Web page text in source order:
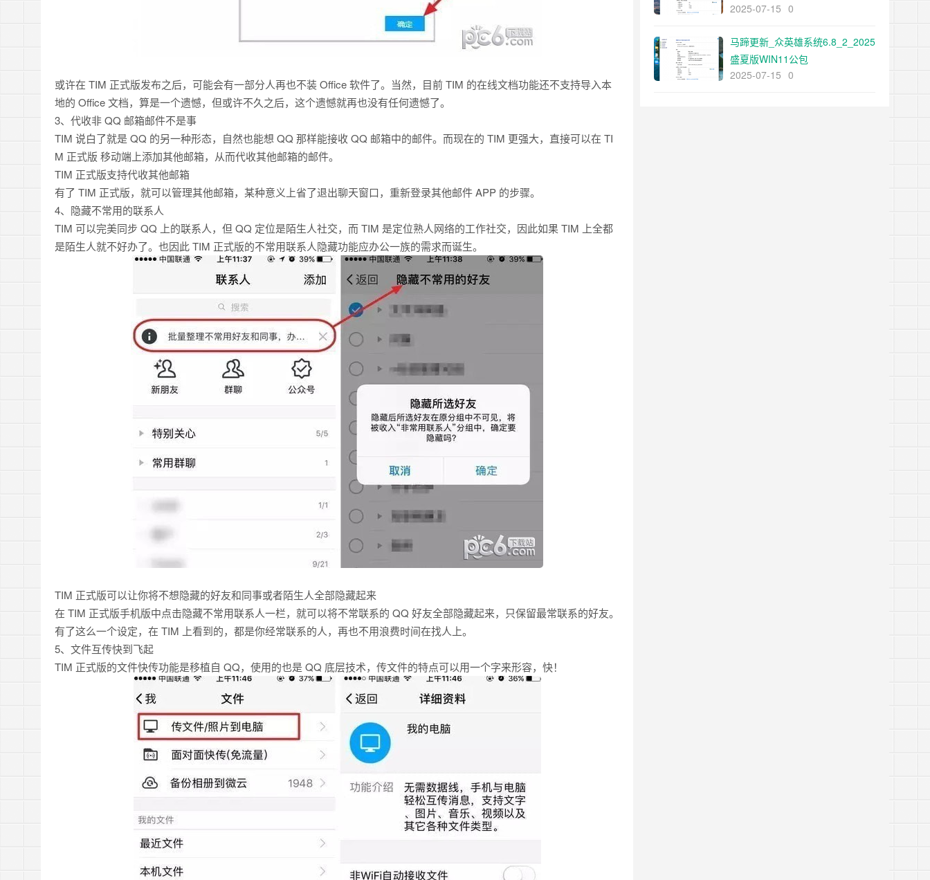
或许在 TIM 正式版发布之后，可能会有一部分人再也不装 Office 软件了。当然，目前 TIM 的在线文档功能还不支持导入本
地的 Office 文档，算是一个遗憾，但或许不久之后，这个遗憾就再也没有任何遗憾了。
3、代收非 QQ 邮箱邮件不是事
TIM 说白了就是 QQ 的另一种形态，自然也能想 QQ 那样能接收 QQ 邮箱中的邮件。而现在的 TIM 更强大，直接可以在 TI
M 正式版 移动端上添加其他邮箱，从而代收其他邮箱的邮件。
TIM 正式版支持代收其他邮箱
有了 TIM 正式版，就可以管理其他邮箱，某种意义上省了退出聊天窗口，重新登录其他邮件 APP 的步骤。
4、隐藏不常用的联系人
TIM 可以完美同步 QQ 上的联系人，但 QQ 定位是陌生人社交，而 TIM 是定位熟人网络的工作社交，因此如果 TIM 上全都
是陌生人就不好办了。也因此 TIM 正式版的不常用联系人隐藏功能应办公一族的需求而诞生。
TIM 正式版可以让你将不想隐藏的好友和同事或者陌生人全部隐藏起来
在 TIM 正式版手机版中点击隐藏不常用联系人一栏，就可以将不常联系的 QQ 好友全部隐藏起来，只保留最常联系的好友。
有了这么一个设定，在 TIM 上看到的，都是你经常联系的人，再也不用浪费时间在找人上。
5、文件互传快到飞起
TIM 正式版的文件快传功能是移植自 QQ，使用的也是 QQ 底层技术，传文件的特点可以用一个字来形容，快！
2025-07-15 0
马蹄更新_众英雄系统6.8_2_2025
盛夏版WIN11公包
2025-07-15 0